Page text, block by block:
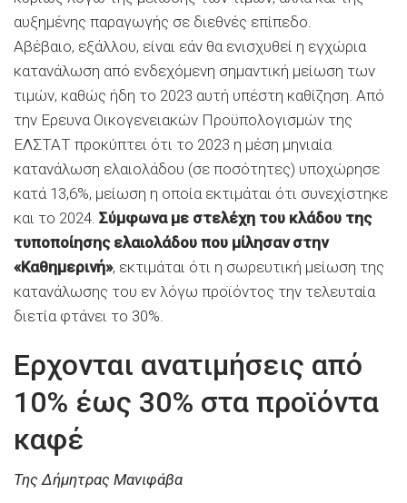
αυξημένης παραγωγής σε διεθνές επίπεδο.
Αβέβαιο, εξάλλου, είναι εάν θα ενισχυθεί η εγχώρια
κατανάλωση από ενδεχόμενη σημαντική μείωση των
τιμών, καθώς ήδη το 2023 αυτή υπέστη καθίζηση. Από
την Ερευνα Οικογενειακών Προϋπολογισμών της
ΕΛΣΤΑΤ προκύπτει ότι το 2023 η μέση μηνιαία
κατανάλωση ελαιολάδου (σε ποσότητες) υποχώρησε
κατά 13,6%, μείωση η οποία εκτιμάται ότι συνεχίστηκε
και το 2024. Σύμφωνα με στελέχη του κλάδου της
τυποποίησης ελαιολάδου που μίλησαν στην
«Καθημερινή», εκτιμάται ότι η σωρευτική μείωση της
κατανάλωσης του εν λόγω προϊόντος την τελευταία
διετία φτάνει το 30%.
Ερχονται ανατιμήσεις από
10% έως 30% στα προϊόντα
καφέ
Της Δήμητρας Μανιφάβα